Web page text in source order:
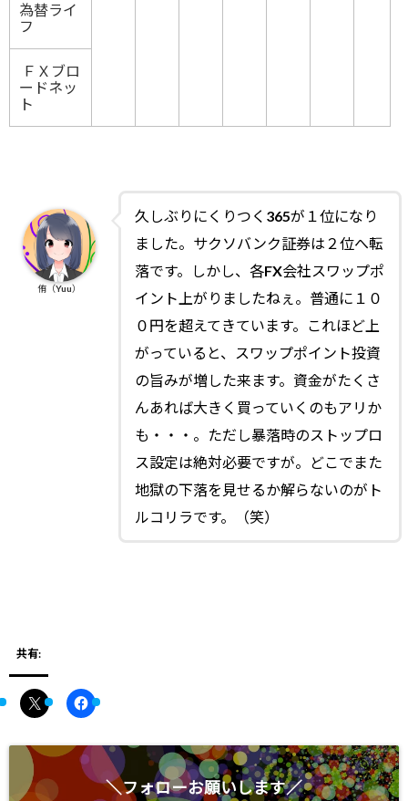
為替ライ
フ
ＦＸブロ
ードネッ
ト
久しぶりにくりつく365が１位になり
ました。サクソバンク証券は２位へ転
落です。しかし、各FX会社スワップポ
イント上がりましたねぇ。普通に１０
０円を超えてきています。これほど上
がっていると、スワップポイント投資
の旨みが増した来ます。資金がたくさ
んあれば大きく買っていくのもアリか
も・・・。ただし暴落時のストップロ
ス設定は絶対必要ですが。どこでまた
地獄の下落を見せるか解らないのがト
ルコリラです。（笑）
侑（Yuu）
共有:
＼フォローお願いします／